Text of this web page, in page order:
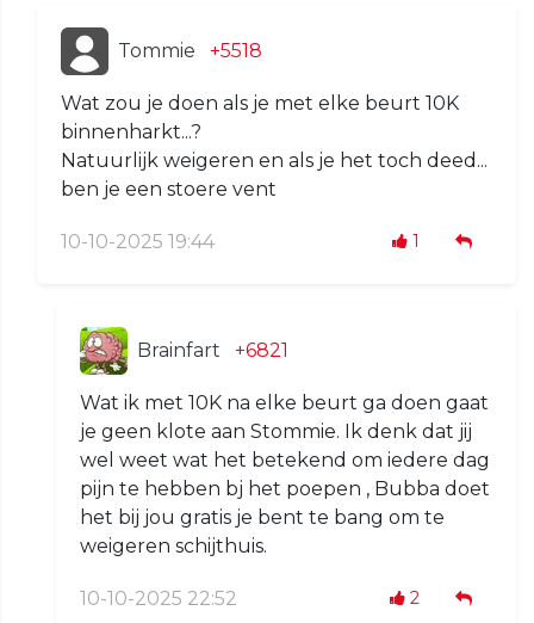
Tommie +5518
Wat zou je doen als je met elke beurt 10K
binnenharkt...?
Natuurlijk weigeren en als je het toch deed...
ben je een stoere vent
10-10-2025 19:44 1
Brainfart +6821
Wat ik met 10K na elke beurt ga doen gaat
je geen klote aan Stommie. Ik denk dat jij
wel weet wat het betekend om iedere dag
pijn te hebben bj het poepen , Bubba doet
het bij jou gratis je bent te bang om te
weigeren schijthuis.
10-10-2025 22:52 2